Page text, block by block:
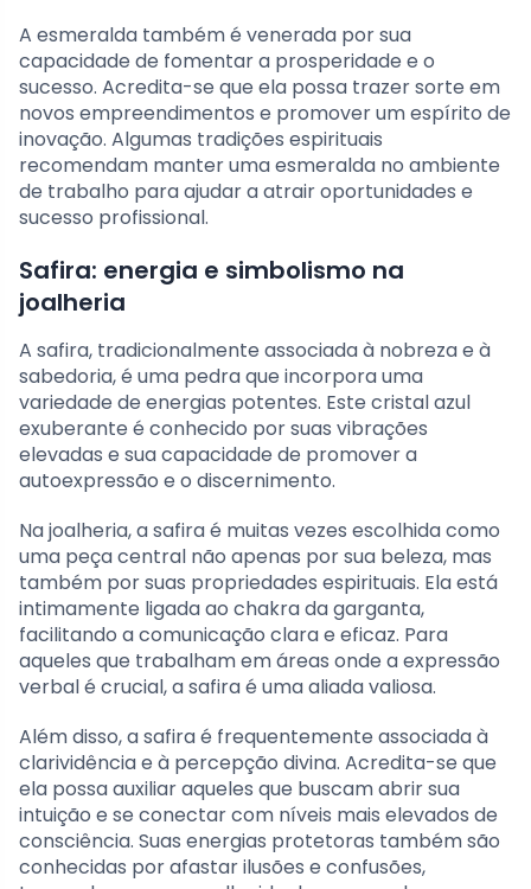
A esmeralda também é venerada por sua
capacidade de fomentar a prosperidade e o
sucesso. Acredita-se que ela possa trazer sorte em
novos empreendimentos e promover um espírito de
inovação. Algumas tradições espirituais
recomendam manter uma esmeralda no ambiente
de trabalho para ajudar a atrair oportunidades e
sucesso profissional.
Safira: energia e simbolismo na
joalheria
A safira, tradicionalmente associada à nobreza e à
sabedoria, é uma pedra que incorpora uma
variedade de energias potentes. Este cristal azul
exuberante é conhecido por suas vibrações
elevadas e sua capacidade de promover a
autoexpressão e o discernimento.
Na joalheria, a safira é muitas vezes escolhida como
uma peça central não apenas por sua beleza, mas
também por suas propriedades espirituais. Ela está
intimamente ligada ao chakra da garganta,
facilitando a comunicação clara e eficaz. Para
aqueles que trabalham em áreas onde a expressão
verbal é crucial, a safira é uma aliada valiosa.
Além disso, a safira é frequentemente associada à
clarividência e à percepção divina. Acredita-se que
ela possa auxiliar aqueles que buscam abrir sua
intuição e se conectar com níveis mais elevados de
consciência. Suas energias protetoras também são
conhecidas por afastar ilusões e confusões,